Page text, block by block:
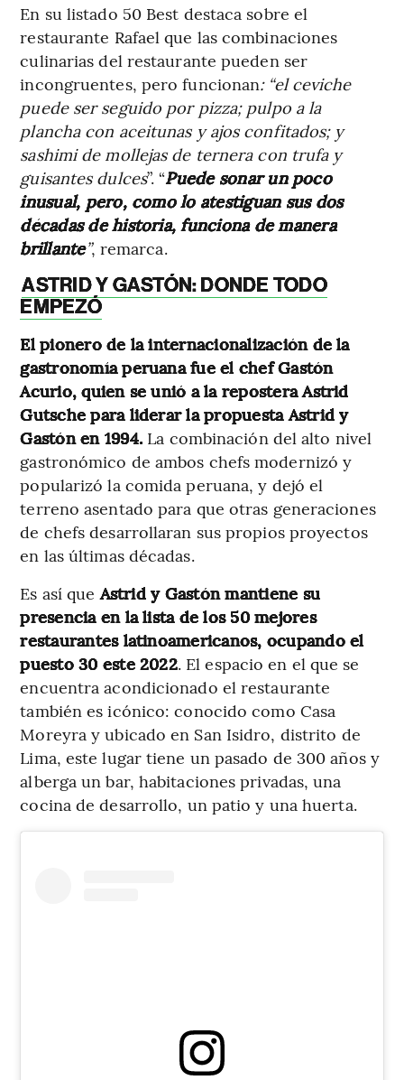
En su listado 50 Best destaca sobre el
restaurante Rafael que las combinaciones
culinarias del restaurante pueden ser
incongruentes, pero funcionan: “el ceviche
puede ser seguido por pizza; pulpo a la
plancha con aceitunas y ajos confitados; y
sashimi de mollejas de ternera con trufa y
guisantes dulces”. “Puede sonar un poco
inusual, pero, como lo atestiguan sus dos
décadas de historia, funciona de manera
brillante”, remarca.
ASTRID Y GASTÓN: DONDE TODO
EMPEZÓ
El pionero de la internacionalización de la
gastronomía peruana fue el chef Gastón
Acurio, quien se unió a la repostera Astrid
Gutsche para liderar la propuesta Astrid y
Gastón en 1994. La combinación del alto nivel
gastronómico de ambos chefs modernizó y
popularizó la comida peruana, y dejó el
terreno asentado para que otras generaciones
de chefs desarrollaran sus propios proyectos
en las últimas décadas.
Es así queAstrid y Gastón mantiene su
presencia en la lista de los 50 mejores
restaurantes latinoamericanos, ocupando el
puesto 30 este 2022. El espacio en el que se
encuentra acondicionado el restaurante
también es icónico: conocido como Casa
Moreyra y ubicado en San Isidro, distrito de
Lima, este lugar tiene un pasado de 300 años y
alberga un bar, habitaciones privadas, una
cocina de desarrollo, un patio y una huerta.